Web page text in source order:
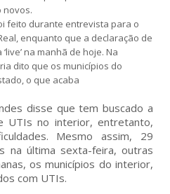
novos.
feito durante entrevista para o
enquanto que a declaração de
na manhã de hoje. Na
dito que os municípios do
o que acaba
disse que tem buscado a
UTIs no interior, entretanto,
Mesmo assim, 29
na última sexta-feira, outras
os municípios do interior,
com UTIs.